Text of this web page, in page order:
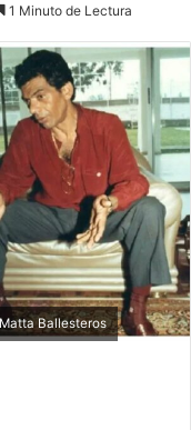
1 Minuto de Lectura
Ballesteros